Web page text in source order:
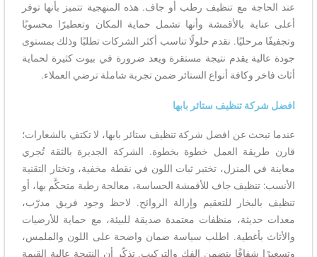
عند الحاجة مع تنظيف رطب أو جاف. هذه المنهجية تتميز بأنها توفر
أعلى عناية بالأقمشة وأنها تشمل حماية المكان وتعطيرًا محسوبًا
وتجفيفًا مرحليًا. نقدم حلولًا تناسب أكثر الشركات تطلبًا وذلك بمستوى
جودة عالية يقدم نتيجة مستقرة ويعد ضرورة في بيوت كثيرة لحماية
أثاث فاخر وكافة أنواع الستائر ضمن تجربة شاملة ترضي العملاء.
افضل شركة تنظيف ستائر بابها
عندما تبحث عن افضل شركة تنظيف ستائر بابها، لا تكتفِ بالشعارات؛
قارن طريقة العمل خطوة بخطوة. الشركة الجديرة بالثقة تُجري
معاينة في المنزل، تختبر ثبات اللون في نقطة مخفية، وتختار التقنية
الأنسب: تنظيف جاف للأقمشة الحساسة، معالجة رطبة متحكَّم بها، أو
تنظيف بالبخار للتعقيم وإزالة الروائح. لاحظ وجود فريق مدرّب،
معدات حديثة، منظفات معتمدة صديقة للبيئة، مع حماية للأرضيات
والأثاث بأغطية. اطلب سياسة ضمان واضحة على اللون والملمس،
وتسعيرًا شفافًا يتضمن الفك والتركيب. تذكّر أن النتيجة عالية القيمة